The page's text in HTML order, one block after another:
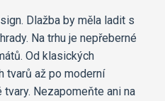
Dlažba by měla ladit s
Na trhu je nepřeberné
Od klasických
tvarů až po moderní
Nezapomeňte ani na